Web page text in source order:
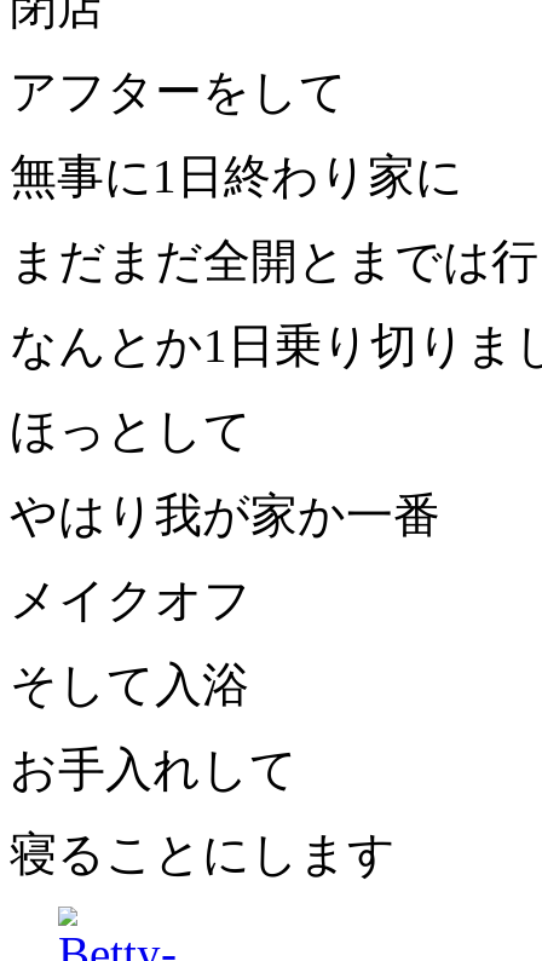
アフターをして
無事に1 日終わり家に
まだまだ全開とまでは
なんとか1 日乗り切りま
ほっとして
やはり我が家か一番
メイクオフ
そして入浴
お手入れして
寝ることにします